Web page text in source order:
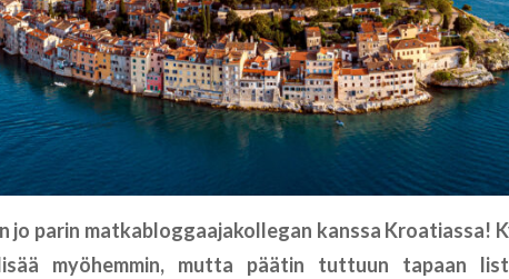
Kypros
Ayia
Latvia
Riika
Liettua
Portugali
Serra
jo parin matkabloggaajakollegan kanssa Kroatiassa!
myöhemmin, mutta päätin tuttuun tapaan